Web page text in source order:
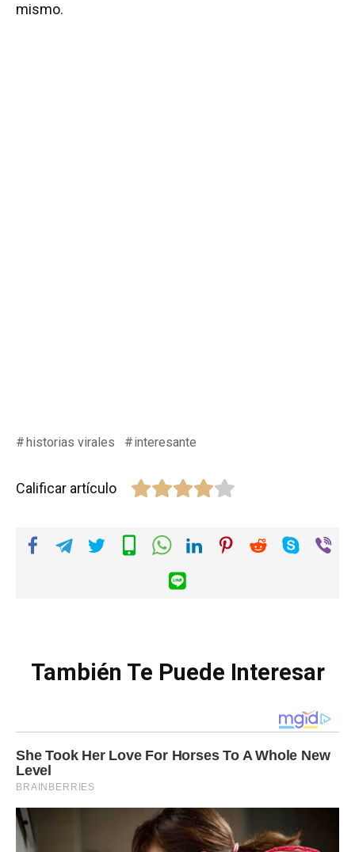
mismo.
historias virales interesante
Calificar artículo
También Te Puede Interesar